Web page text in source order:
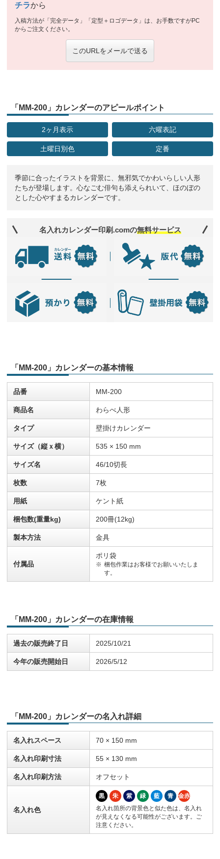
チラから
入稿方法が「完全データ」「定型＋ロゴデータ」は、お手数ですがPC
からご注文ください。
このURLをメールで送る
「MM-200」カレンダーのアピールポイント
2ヶ月表示 六曜表記
土曜日別色 定番
季節に合ったイラストを背景に、無邪気でかわいらしい人形
たちが登場します。心なごむ俳句も添えられいて、ほのぼの
とした心やすまるカレンダーです。
名入れカレンダー印刷.comの無料サービス
「MM-200」カレンダーの基本情報
品番 MM-200
商品名 わらべ人形
タイプ 壁掛けカレンダー
サイズ（縦ｘ横） 535 × 150 mm
サイズ名 46/10切長
枚数 7枚
用紙 ケント紙
梱包数(重量kg) 200冊(12kg)
製本方法 金具
付属品
ポリ袋
梱包作業はお客様でお願いいたしま
す。
「MM-200」カレンダーの在庫情報
過去の販売終了日 2025/10/21
今年の販売開始日 2026/5/12
「MM-200」カレンダーの名入れ詳細
名入れスペース 70 × 150 mm
名入れ印刷寸法 55 × 130 mm
名入れ印刷方法 オフセット
名入れ色
黒 朱 紫 緑 藍 青
金赤
名入れ箇所の背景色と似た色は、名入れ
が見えなくなる可能性がございます。ご
注意ください。